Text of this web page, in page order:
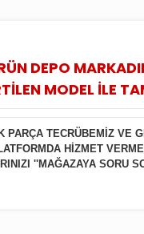
DEPO
MODEL İLE
PARÇA TECRÜBEMİZ VE
HİZMET
''MAĞAZAYA SORU